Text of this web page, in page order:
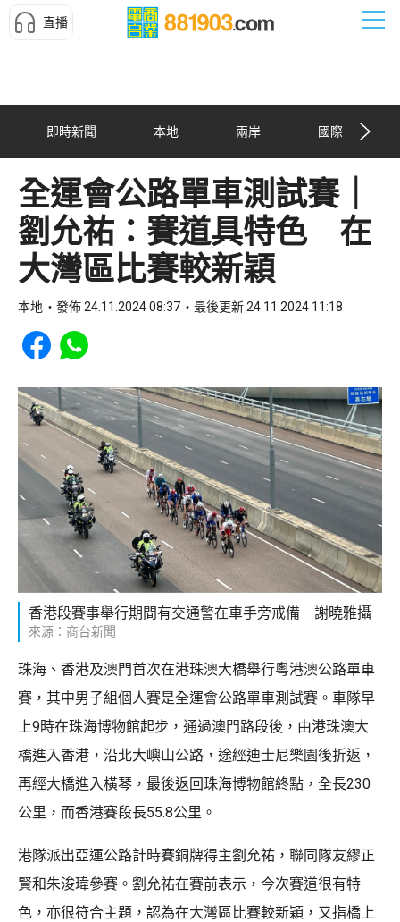
直播
即時新聞 本地 兩岸 國際
全運會公路單車測試賽｜
劉允祐：賽道具特色 在
大灣區比賽較新穎
本地 發佈 24.11.2024 08:37 最後更新 24.11.2024 11:18
Share to Facebook
Share to WhatsApp
香港段賽事舉行期間有交通警在車手旁戒備 謝曉雅攝
來源：商台新聞
珠海、香港及澳門首次在港珠澳大橋舉行粵港澳公路單車
賽，其中男子組個人賽是全運會公路單車測試賽。車隊早
上9時在珠海博物館起步，通過澳門路段後，由港珠澳大
橋進入香港，沿北大嶼山公路，途經迪士尼樂園後折返，
再經大橋進入橫琴，最後返回珠海博物館終點，全長230
公里，而香港賽段長55.8公里。
港隊派出亞運公路計時賽銅牌得主劉允祐，聯同隊友繆正
賢和朱浚瑋參賽。劉允祐在賽前表示，今次賽道很有特
色，亦很符合主題，認為在大灣區比賽較新穎，又指橋上